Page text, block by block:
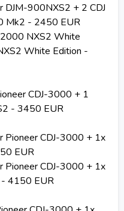
DJM-900NXS2 + 2 CDJ
Mk2 - 2450 EUR
2000 NXS2 White
White Edition -
CDJ-3000 + 1
- 3450 EUR
Pioneer CDJ-3000 + 1x
EUR
Pioneer CDJ-3000 + 1x
- 4150 EUR